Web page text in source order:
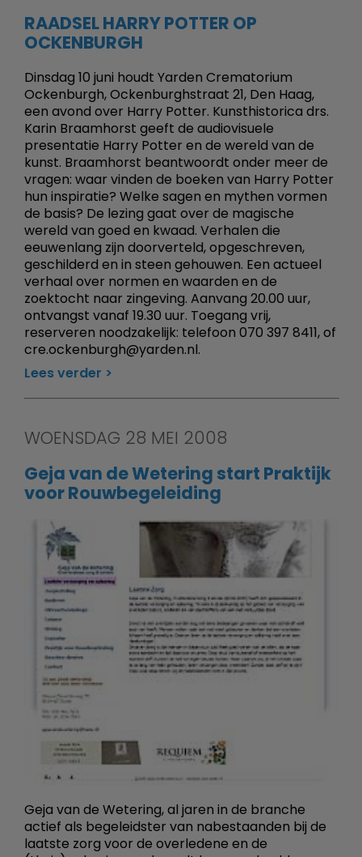
RAADSEL HARRY POTTER OP
OCKENBURGH
Dinsdag 10 juni houdt Yarden Crematorium
Ockenburgh, Ockenburghstraat 21, Den Haag,
een avond over Harry Potter. Kunsthistorica drs.
Karin Braamhorst geeft de audiovisuele
presentatie Harry Potter en de wereld van de
kunst. Braamhorst beantwoordt onder meer de
vragen: waar vinden de boeken van Harry Potter
hun inspiratie? Welke sagen en mythen vormen
de basis? De lezing gaat over de magische
wereld van goed en kwaad. Verhalen die
eeuwenlang zijn doorverteld, opgeschreven,
geschilderd en in steen gehouwen. Een actueel
verhaal over normen en waarden en de
zoektocht naar zingeving. Aanvang 20.00 uur,
ontvangst vanaf 19.30 uur. Toegang vrij,
reserveren noodzakelijk: telefoon 070 397 8411, of
cre.ockenburgh@yarden.nl.
Lees verder
WOENSDAG 28 MEI 2008
Geja van de Wetering start Praktijk
voor Rouwbegeleiding
Geja van de Wetering, al jaren in de branche
actief als begeleidster van nabestaanden bij de
laatste zorg voor de overledene en de